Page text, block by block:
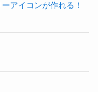
アイコンが作れる！